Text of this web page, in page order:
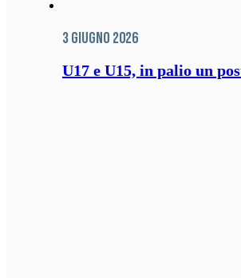
3 Giugno 2026
U17 e U15, in palio un